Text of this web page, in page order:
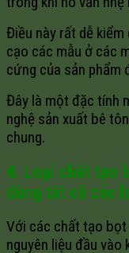
Điều này rất dễ
cạo các mẫu ở các
cứng của sản phẩm
Đây là một đặc tính
nghệ sản xuất bê
chung.
4. Loại chất tạo
dùng tất cả các
Với các chất tạo bọt
nguyên liệu đầu vào